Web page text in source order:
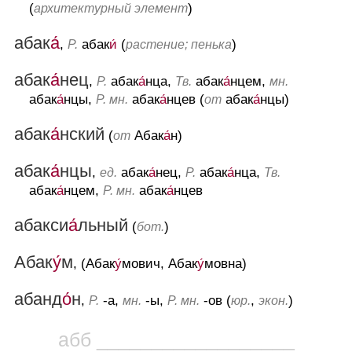
(архитектурный элемент)
абака́, Р. абаки́ (растение; пенька)
абака́нец, Р. абака́нца, Тв. абака́нцем, мн.
абака́нцы, Р. мн. абака́нцев (от абака́нцы)
абака́нский (от Абака́н)
абака́нцы, ед. абака́нец, Р. абака́нца, Тв.
абака́нцем, Р. мн. абака́нцев
абаксиа́льный (бот.)
Абаку́м, (Абаку́мович, Абаку́мовна)
абандо́н, Р. -а, мн. -ы, Р. мн. -ов (юр., экон.)
абб __________________